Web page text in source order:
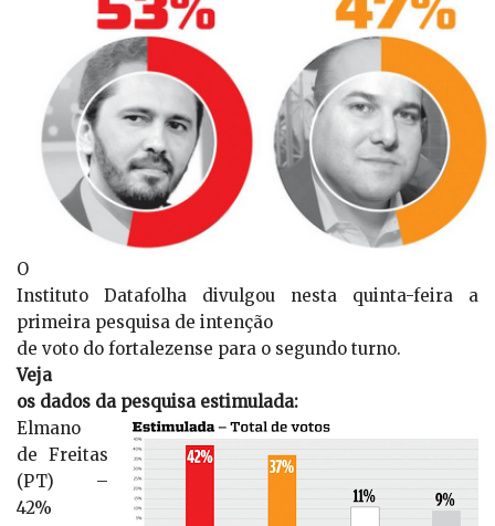
O
Instituto Datafolha divulgou nesta quinta-feira a
primeira pesquisa de intenção
de voto do fortalezense para o segundo turno.
Veja
os dados da pesquisa estimulada:
Elmano
de Freitas
(PT) –
42%